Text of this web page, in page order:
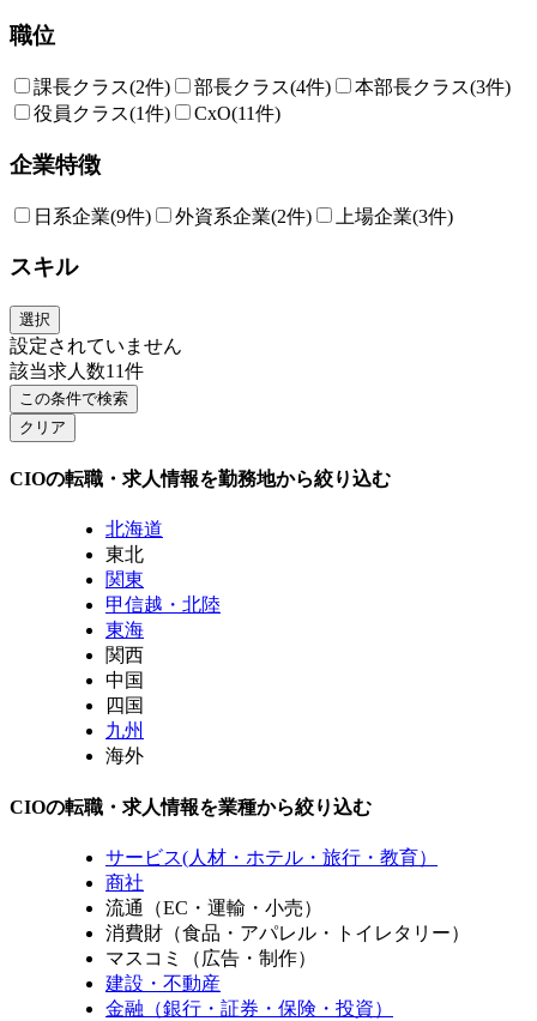
職位
課長クラス(2件) 部長クラス(4件) 本部長クラス(3件)
役員クラス(1件) CxO(11件)
企業特徴
日系企業(9件) 外資系企業(2件) 上場企業(3件)
スキル
選択
設定されていません
該当求人数11件
この条件で検索
クリア
CIOの転職・求人情報を勤務地から絞り込む
北海道
東北
関東
甲信越・北陸
東海
関西
中国
四国
九州
海外
CIOの転職・求人情報を業種から絞り込む
サービス(人材・ホテル・旅行・教育）
商社
流通（EC・運輸・小売）
消費財（食品・アパレル・トイレタリー）
マスコミ（広告・制作）
建設・不動産
金融（銀行・証券・保険・投資）